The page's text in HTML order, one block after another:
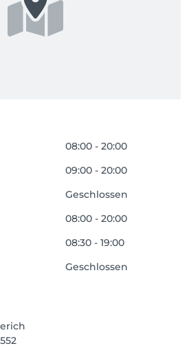
08:00 - 20:00
09:00 - 20:00
Geschlossen
08:00 - 20:00
08:30 - 19:00
Geschlossen